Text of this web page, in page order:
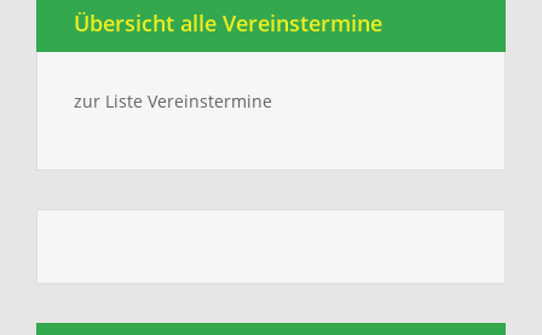
Übersicht alle Vereinstermine
zur Liste Vereinstermine